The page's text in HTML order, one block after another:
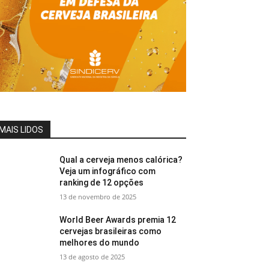
LIDOS
Qual a cerveja menos calórica?
Veja um infográfico com
ranking de 12 opções
13 de novembro de 2025
World Beer Awards premia 12
cervejas brasileiras como
melhores do mundo
13 de agosto de 2025